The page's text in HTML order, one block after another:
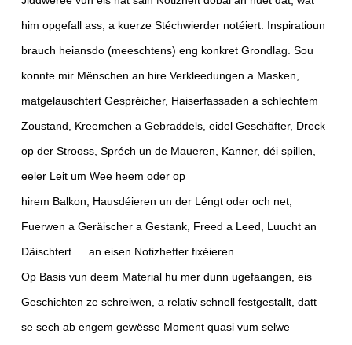
him opgefall ass, a kuerze Stéchwierder notéiert. Inspiratioun
brauch heiansdo (meeschtens) eng konkret Grondlag. Sou
konnte mir Mënschen an hire Verkleedungen a Masken,
matgelauschtert Gespréicher, Haiserfassaden a schlechtem
Zoustand, Kreemchen a Gebraddels, eidel Geschäfter, Dreck
op der Strooss, Spréch un de Maueren, Kanner, déi spillen,
eeler Leit um Wee heem oder op
hirem Balkon, Hausdéieren un der Léngt oder och net,
Fuerwen a Geräischer a Gestank, Freed a Leed, Luucht an
Däischtert … an eisen Notizhefter fixéieren.
Op Basis vun deem Material hu mer dunn ugefaangen, eis
Geschichten ze schreiwen, a relativ schnell festgestallt, datt
se sech ab engem gewësse Moment quasi vum selwe